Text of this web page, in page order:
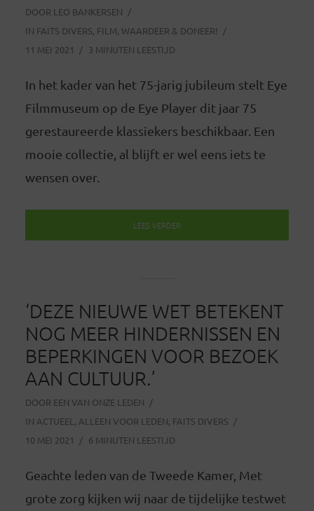
DOOR LEO BANKERSEN
IN FAITS DIVERS, FILM, WAARDEER & DONEER!
11 MEI 2021
3 MINUTEN LEESTIJD
In het kader van het 75-jarig jubileum stelt Eye
Filmmuseum op de Eye Player dit jaar 75
gerestaureerde klassiekers beschikbaar. Een
mooie collectie, al blijft er wel eens iets te
wensen over.
LEES VERDER
‘DEZE NIEUWE WET BETEKENT
NOG MEER HINDERNISSEN EN
BEPERKINGEN VOOR BEZOEK
AAN CULTUUR.’
DOOR EEN VAN ONZE LEDEN
IN ACTUEEL , ALLEEN VOOR LEDEN, FAITS DIVERS
10 MEI 2021
6 MINUTEN LEESTIJD
Geachte leden van de Tweede Kamer, Met
grote zorg kijken wij naar de tijdelijke testwet